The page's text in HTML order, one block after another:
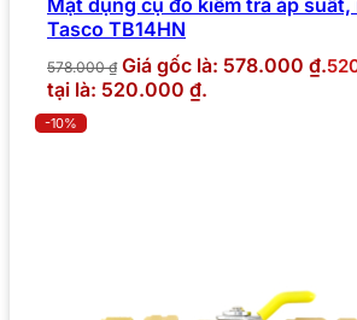
Mặt dụng cụ đo kiểm tra áp suất,
Tasco TB14HN
578.000₫ Giá gốc là: 578.000 ₫.
tại là: 520.000 ₫.
-10%